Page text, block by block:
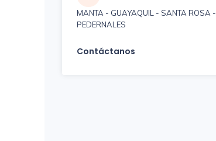
MANTA - GUAYAQUIL - SANTA ROSA -
PEDERNALES
Contáctanos